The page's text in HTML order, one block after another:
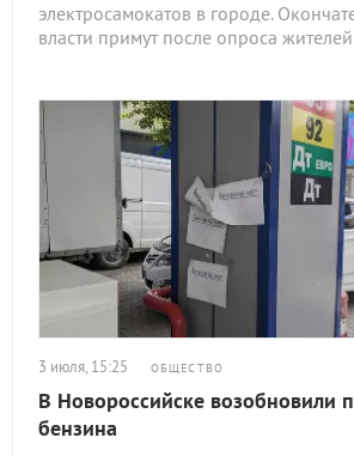
электросамокатов в городе.
власти примут после опроса жителей
3 июля, 15:25 ОБЩЕСТВО
В Новороссийске возобновили
бензина